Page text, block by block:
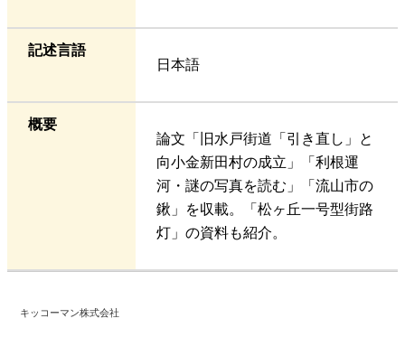
記述言語
日本語
概要
論文「旧水戸街道「引き直し」と
向小金新田村の成立」「利根運
河・謎の写真を読む」「流山市の
鍬」を収載。「松ヶ丘一号型街路
灯」の資料も紹介。
キッコーマン株式会社